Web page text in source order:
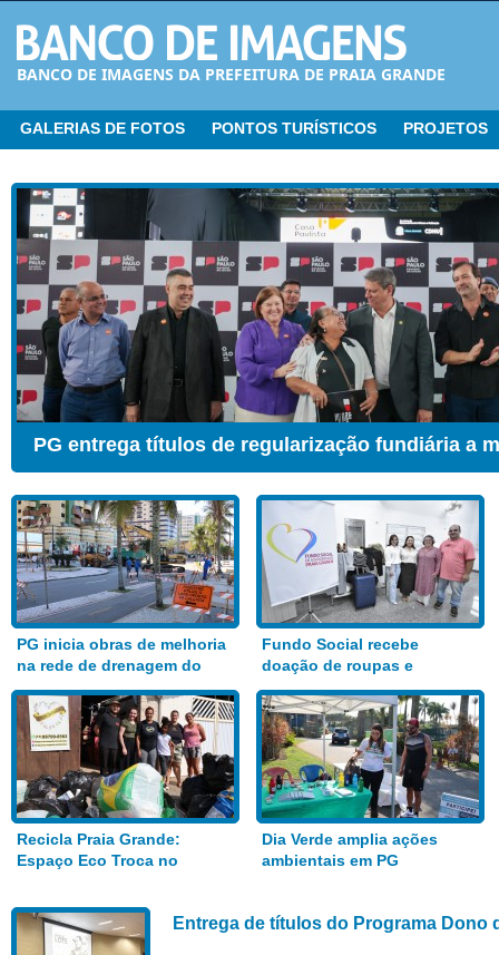
BANCO DE IMAGENS DA PREFEITURA DE PRAIA GRANDE
GALERIAS DE FOTOS PONTOS TURÍSTICOS PROJETOS
CER ganha Sala de Estimulação Sensorial
PG inicia obras de melhoria
na rede de drenagem do
Bairro Aviação
Fundo Social recebe
doação de roupas e
alimentos
Recicla Praia Grande:
Espaço Eco Troca no
Dia Verde amplia ações
ambientais em PG
Entrega de títulos do Programa Dono